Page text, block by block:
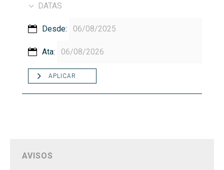
DATAS
Desde:
Ata:
APLICAR
AVISOS